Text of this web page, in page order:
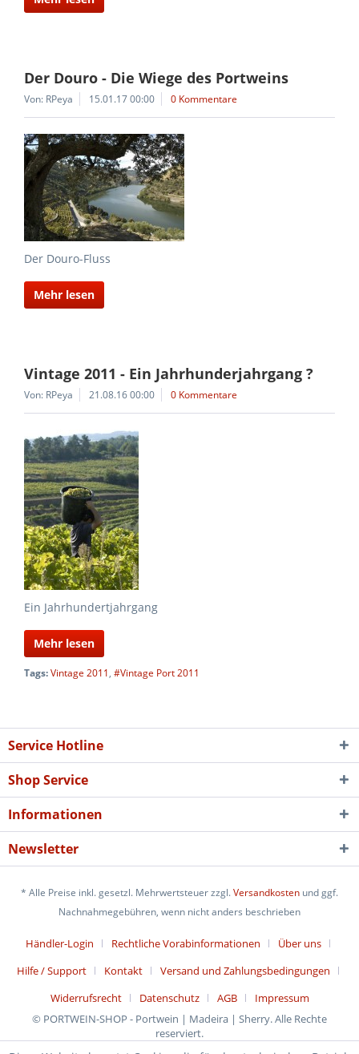
Der Douro - Die Wiege des Portweins
Von: RPeya 15.01.17 00:00 0 Kommentare
Der Douro-Fluss
Mehr lesen
Vintage 2011 - Ein Jahrhunderjahrgang ?
Von: RPeya 21.08.16 00:00 0 Kommentare
Ein Jahrhundertjahrgang
Mehr lesen
Tags:Vintage 2011, #Vintage Port 2011
Service Hotline
Shop Service
Informationen
Newsletter
* Alle Preise inkl. gesetzl. Mehrwertsteuer zzgl.Versandkosten und ggf.
Nachnahmegebühren, wenn nicht anders beschrieben
Händler-Login Rechtliche Vorabinformationen
Über uns
Hilfe / Support
Kontakt
Versand und Zahlungsbedingungen
Widerrufsrecht
Datenschutz AGB
Impressum
© PORTWEIN-SHOP - Portwein | Madeira | Sherry. Alle Rechte
reserviert.